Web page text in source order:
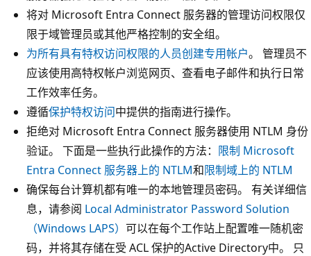
将对 Microsoft Entra Connect 服务器的管理访问权限仅
限于域管理员或其他严格控制的安全组。
为所有具有特权访问权限的人员创建专用帐户。 管理员不
应该使用高特权帐户浏览网页、查看电子邮件和执行日常
工作效率任务。
遵循保护特权访问中提供的指南进行操作。
拒绝对 Microsoft Entra Connect 服务器使用 NTLM 身份
验证。 下面是一些执行此操作的方法： 限制 Microsoft
Entra Connect 服务器上的 NTLM和限制域上的 NTLM
确保每台计算机都有唯一的本地管理员密码。 有关详细信
息，请参阅 Local Administrator Password Solution
（Windows LAPS） 可以在每个工作站上配置唯一随机密
码，并将其存储在受 ACL 保护的Active Directory中。 只